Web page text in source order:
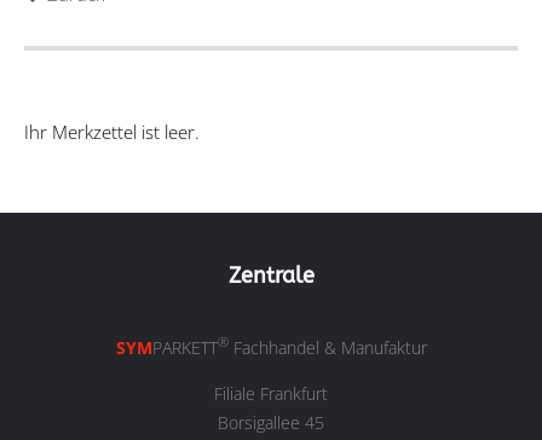
Ihr Merkzettel ist leer.
Zentrale
SYMPARKETT®Fachhandel & Manufaktur
Filiale Frankfurt
Borsigallee 45